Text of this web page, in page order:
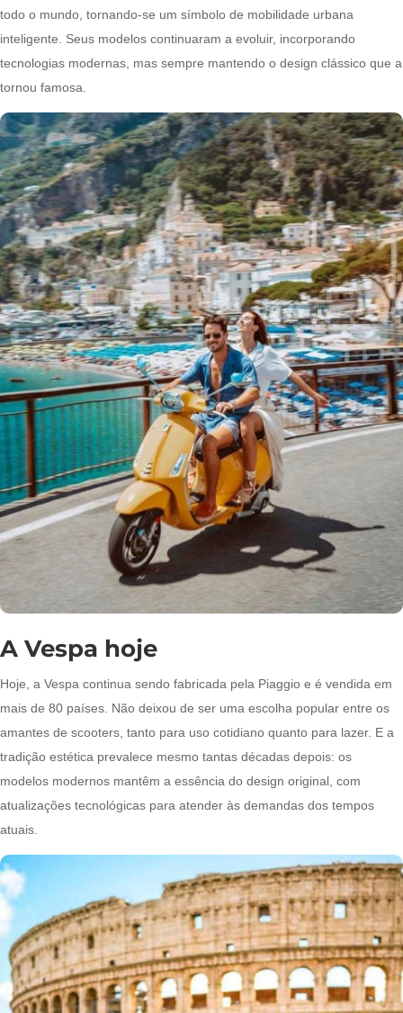
todo o mundo, tornando-se um símbolo de mobilidade urbana
inteligente. Seus modelos continuaram a evoluir, incorporando
tecnologias modernas, mas sempre mantendo o design clássico que a
tornou famosa.
A Vespa hoje
Hoje, a Vespa continua sendo fabricada pela Piaggio e é vendida em
mais de 80 países. Não deixou de ser uma escolha popular entre os
amantes de scooters, tanto para uso cotidiano quanto para lazer. E a
tradição estética prevalece mesmo tantas décadas depois: os
modelos modernos mantêm a essência do design original, com
atualizações tecnológicas para atender às demandas dos tempos
atuais.